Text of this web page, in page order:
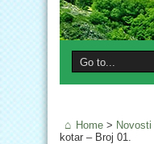
Home > Novosti
kotar – Broj 01.